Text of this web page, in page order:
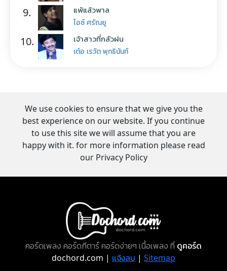
9. แพ้แล้วพาล
ไอซ์ ศรัณยู
10. เจ้าสาวที่กลัวฝน
เต๋อ เรวัต พุทธินันท์
We use cookies to ensure that we give you the
best experience on our website. If you continue
to use this site we will assume that you are
happy with it. for more information please read
our Privacy Policy
คอร์ดเพลง คอร์ดกีตาร์ คอร์ดง่ายๆ เนื้อเพลง ที่ ดูคอร์ด
dochord.com | แจ้งลบ | Sitemap